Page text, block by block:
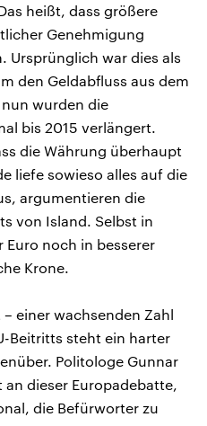
heißt, dass größere
Genehmigung
Ursprünglich war dies als
den Geldabfluss aus dem
wurden die
bis 2015 verlängert.
die Währung überhaupt
liefe sowieso alles auf die
argumentieren die
von Island. Selbst in
Euro noch in besserer
Krone.
einer wachsenden Zahl
Beitritts steht ein harter
Politologe Gunnar
dieser Europadebatte,
die Befürworter zu